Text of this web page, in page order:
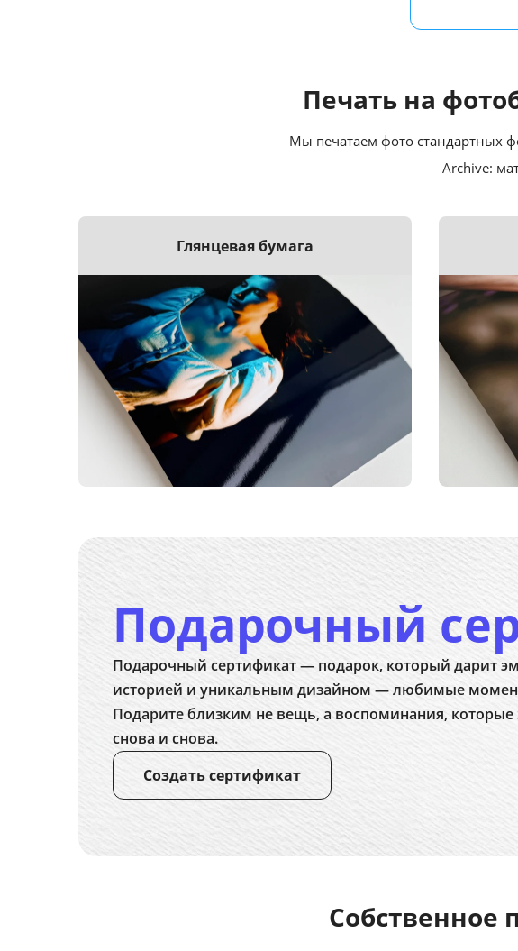
Печать на
Мы печатаем фото стандартных
Archive:
Глянцевая бумага
Подарочный
Подарочный сертификат — подарок, который дарит
историей и уникальным дизайном — любимые
Подарите близким не вещь, а воспоминания, которые
снова и снова.
Создать сертификат
Собственное